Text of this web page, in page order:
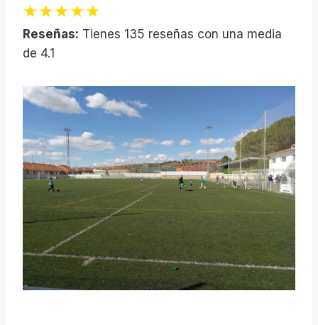
★★★★★
Reseñas: Tienes 135 reseñas con una media
de 4.1